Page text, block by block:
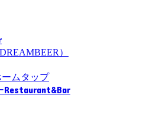
）
ムタップ
Restaurant&Bar